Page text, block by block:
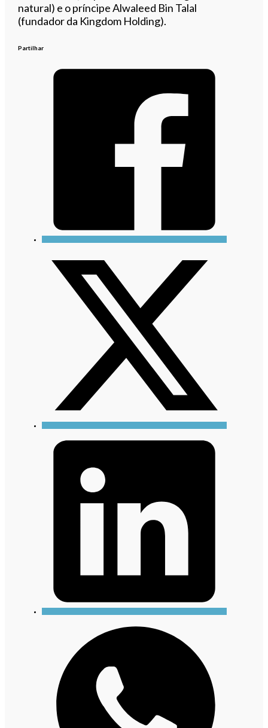
natural) e o príncipe Alwaleed Bin Talal
(fundador da Kingdom Holding).
Partilhar